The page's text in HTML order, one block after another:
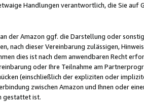
Handlungen verantwortlich, die Sie auf
der Amazon ggf. die Darstellung oder
nach dieser Vereinbarung zulässigen,
dies ist nach dem anwendbaren Recht
oder Ihre Teilnahme am
(einschließlich der expliziten oder
zwischen Amazon und Ihnen oder
gestattet ist.